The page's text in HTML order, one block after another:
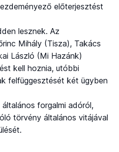
előterjesztést
lesznek. Az
Mihály (Tisza), Takács
László (Mi Hazánk)
kell hoznia, utóbbi
felfüggesztését két ügyben
forgalmi adóról,
törvény általános vitájával